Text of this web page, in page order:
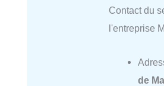
Contact du
l'entreprise
de